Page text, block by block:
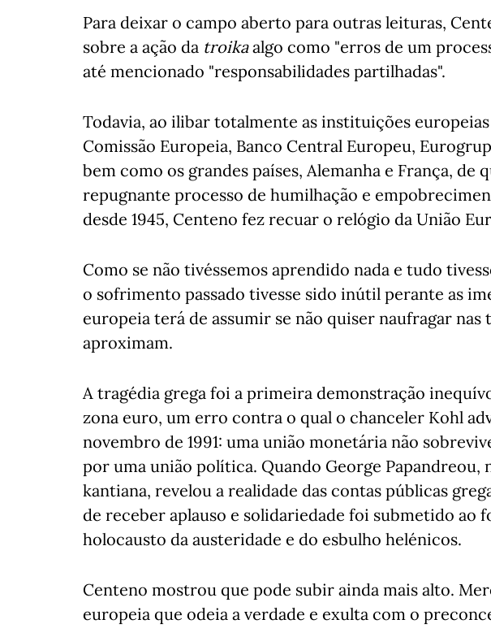
Para deixar o campo aberto para outras leituras,
sobre a ação da troikaalgo como "erros de um
até mencionado "responsabilidades partilhadas".
Todavia, ao ilibar totalmente as instituições
Comissão Europeia, Banco Central Europeu,
bem como os grandes países, Alemanha e França, de
repugnante processo de humilhação e
desde 1945, Centeno fez recuar o relógio da União
Como se não tivéssemos aprendido nada e tudo
o sofrimento passado tivesse sido inútil perante as
europeia terá de assumir se não quiser naufragar nas
aproximam.
A tragédia grega foi a primeira demonstração
zona euro, um erro contra o qual o chanceler Kohl
novembro de 1991: uma união monetária não
por uma união política. Quando George Papandreou,
kantiana, revelou a realidade das contas públicas
de receber aplauso e solidariedade foi submetido ao
holocausto da austeridade e do esbulho helénicos.
Centeno mostrou que pode subir ainda mais alto.
europeia que odeia a verdade e exulta com o